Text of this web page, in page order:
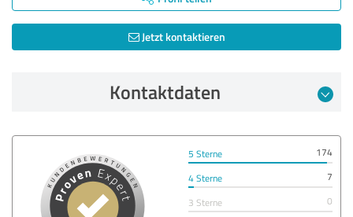
Jetzt kontaktieren
Kontaktdaten
5 Sterne
174
4 Sterne
7
3 Sterne
0